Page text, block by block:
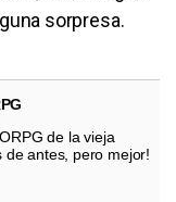
sorpresa.
de la vieja
de antes, pero mejor!